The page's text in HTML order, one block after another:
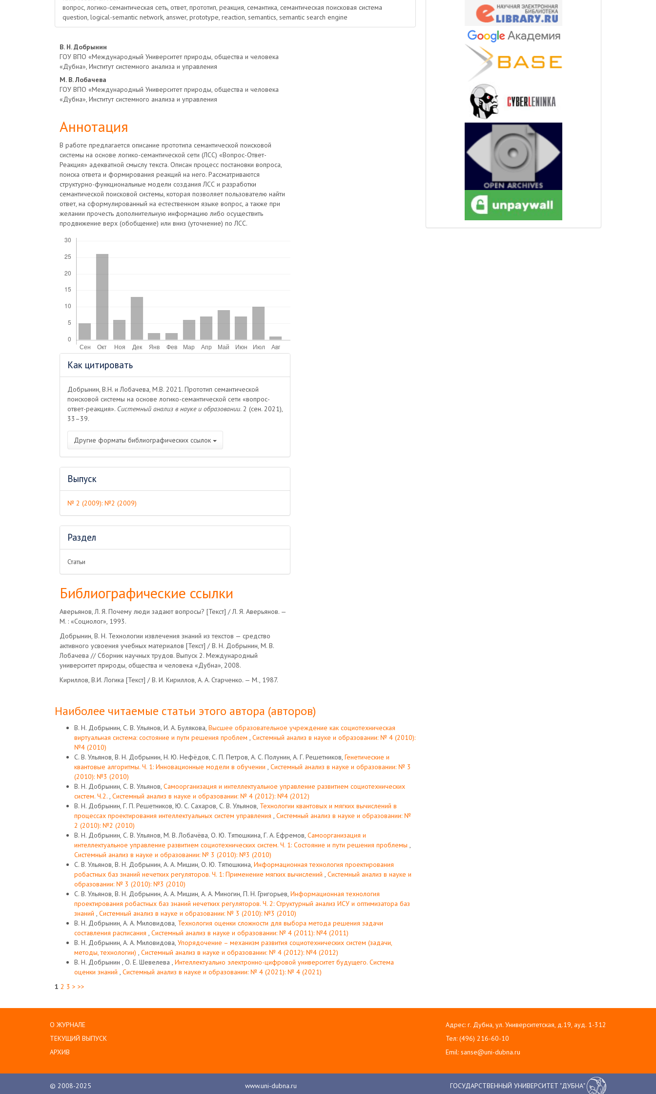
вопрос, логико-семантическая сеть, ответ, прототип, реакция, семантика, семантическая поисковая система
question, logical-semantic network, answer, prototype, reaction, semantics, semantic search engine
Основное
содержимое
статьи
В. Н. Добрынин
ГОУ ВПО «Международный Университет природы, общества и человека
«Дубна», Институт системного анализа и управления
М. В. Лобачева
ГОУ ВПО «Международный Университет природы, общества и человека
«Дубна», Институт системного анализа и управления
Аннотация
В работе предлагается описание прототипа семантической поисковой
системы на основе логико-семантической сети (ЛСС) «Вопрос-Ответ-
Реакция» адекватной смыслу текста. Описан процесс постановки вопроса,
поиска ответа и формирования реакций на него. Рассматриваются
структурно-функциональные модели создания ЛСС и разработки
семантической поисковой системы, которая позволяет пользователю найти
ответ, на сформулированный на естественном языке вопрос, а также при
желании прочесть дополнительную информацию либо осуществить
продвижение верх (обобщение) или вниз (уточнение) по ЛСС.
Информация
о статье
Как цитировать
Добрынин, В.Н. и Лобачева, М.В. 2021. Прототип семантической
поисковой системы на основе логико-семантической сети «вопрос-
ответ-реакция». Системный анализ в науке и образовании. 2 (сен. 2021),
33–39.
Другие форматы библиографических ссылок
Выпуск
№ 2 (2009): №2 (2009)
Раздел
Статьи
Библиографические ссылки
Аверьянов, Л. Я. Почему люди задают вопросы? [Текст] / Л. Я. Аверьянов. —
М. : «Социолог», 1993.
Добрынин, В. Н. Технологии извлечения знаний из текстов — средство
активного усвоения учебных материалов [Текст] / В. Н. Добрынин, М. В.
Лобачева // Сборник научных трудов. Выпуск 2. Международный
университет природы, общества и человека «Дубна», 2008.
Кириллов, В.И. Логика [Текст] / В. И. Кириллов, А. А. Старченко. — М., 1987.
Наиболее читаемые статьи этого автора (авторов)
В. Н. Добрынин, С. В. Ульянов, И. А. Булякова, Высшее образовательное учреждение как социотехническая
виртуальная система: состояние и пути решения проблем , Системный анализ в науке и образовании: № 4 (2010):
№4 (2010)
С. В. Ульянов, В. Н. Добрынин, Н. Ю. Нефёдов, С. П. Петров, А. С. Полунин, А. Г. Решетников, Генетические и
квантовые алгоритмы. Ч. 1: Инновационные модели в обучении , Системный анализ в науке и образовании: № 3
(2010): №3 (2010)
В. Н. Добрынин, С. В. Ульянов, Самоорганизация и интеллектуальное управление развитием социотехнических
систем. Ч.2. , Системный анализ в науке и образовании: № 4 (2012): №4 (2012)
В. Н. Добрынин, Г. П. Решетников, Ю. С. Сахаров, С. В. Ульянов, Технологии квантовых и мягких вычислений в
процессах проектирования интеллектуальных систем управления , Системный анализ в науке и образовании: №
2 (2010): №2 (2010)
В. Н. Добрынин, С. В. Ульянов, М. В. Лобачёва, О. Ю. Тятюшкина, Г. А. Ефремов, Самоорганизация и
интеллектуальное управление развитием социотехнических систем. Ч. 1: Состояние и пути решения проблемы ,
Системный анализ в науке и образовании: № 3 (2010): №3 (2010)
С. В. Ульянов, В. Н. Добрынин, А. А. Мишин, О. Ю. Тятюшкина, Информационная технология проектирования
робастных баз знаний нечетких регуляторов. Ч. 1: Применение мягких вычислений , Системный анализ в науке и
образовании: № 3 (2010): №3 (2010)
С. В. Ульянов, В. Н. Добрынин, А. А. Мишин, А. А. Миногин, П. Н. Григорьев, Информационная технология
проектирования робастных баз знаний нечетких регуляторов. Ч. 2: Структурный анализ ИСУ и оптимизатора баз
знаний , Системный анализ в науке и образовании: № 3 (2010): №3 (2010)
В. Н. Добрынин, А. А. Миловидова, Технология оценки сложности для выбора метода решения задачи
составления расписания , Системный анализ в науке и образовании: № 4 (2011): №4 (2011)
В. Н. Добрынин, А. А. Миловидова, Упорядочение – механизм развития социотехнических систем (задачи,
методы, технологии) , Системный анализ в науке и образовании: № 4 (2012): №4 (2012)
В. Н. Добрынин , О. Е. Шевелева , Интеллектуально электронно-цифровой университет будущего. Система
оценки знаний , Системный анализ в науке и образовании: № 4 (2021): № 4 (2021)
1 2 3 > >>
О ЖУРНАЛЕ
ТЕКУЩИЙ ВЫПУСК
АРХИВ
Адрес: г. Дубна, ул. Университетская, д.19, ауд. 1-312
Тел: (496) 216-60-10
Emil: sanse@uni-dubna.ru
© 2008-2025 www.uni-dubna.ru ГОСУДАРСТВЕННЫЙ УНИВЕРСИТЕТ "ДУБНА"